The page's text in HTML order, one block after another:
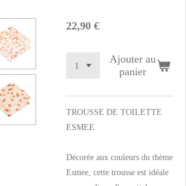
22,90 €
Ajouter au
panier
TROUSSE DE TOILETTE
ESMEE
Décorée aux couleurs du thème
Esmee, cette trousse est idéale